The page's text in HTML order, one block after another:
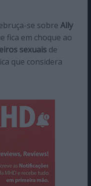
se sobre Ally
fica em choque ao
sexuaisde
que considera